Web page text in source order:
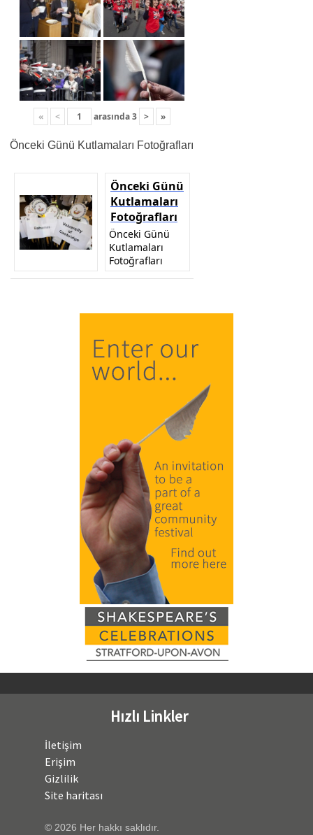
« < arasında3 > »
Önceki Günü Kutlamaları Fotoğrafları
Önceki Günü
Kutlamaları
Fotoğrafları
Önceki Günü
Kutlamaları
Fotoğrafları
Hızlı Linkler
İletişim
Erişim
Gizlilik
Site haritası
© 2026 Her hakkı saklıdır.